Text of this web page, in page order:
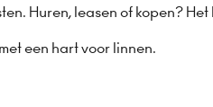
Huren, leasen of kopen?
een hart voor linnen.